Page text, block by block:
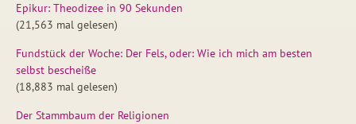
Epikur: Theodizee in 90 Sekunden
(21,563 mal gelesen)
Fundstück der Woche: Der Fels, oder: Wie ich mich am besten
selbst bescheiße
(18,883 mal gelesen)
Der Stammbaum der Religionen